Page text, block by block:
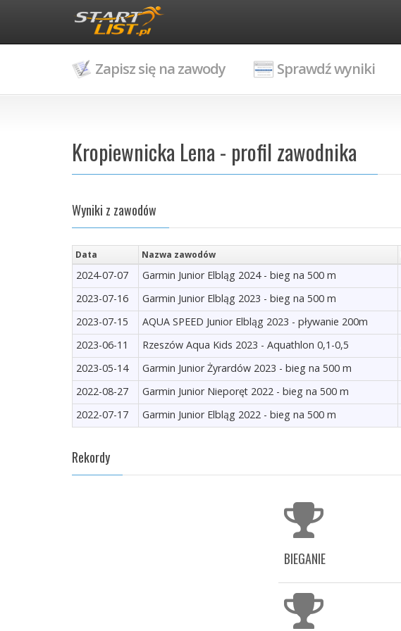
Zapisz się na zawody Sprawdź wyniki
Kropiewnicka Lena - profil zawodnika
Wyniki z zawodów
Data Nazwa zawodów
2024-07-07 Garmin Junior Elbląg 2024 - bieg na 500 m
2023-07-16
Garmin Junior Elbląg 2023 - bieg na 500 m
2023-07-15
AQUA SPEED Junior Elbląg 2023 - pływanie 200m
2023-06-11
Rzeszów Aqua Kids 2023 - Aquathlon 0,1-0,5
2023-05-14
Garmin Junior Żyrardów 2023 - bieg na 500 m
2022-08-27
Garmin Junior Nieporęt 2022 - bieg na 500 m
2022-07-17
Garmin Junior Elbląg 2022 - bieg na 500 m
Rekordy
BIEGANIE